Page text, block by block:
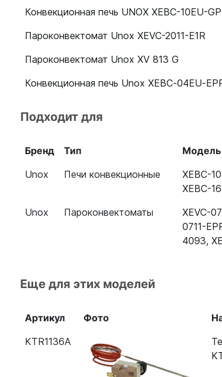
Конвекционная печь UNOX XEBC-10EU-
Пароконвектомат Unox XEVC-2011-E1R
Пароконвектомат Unox XV 813 G
Конвекционная печь Unox
Пароконвектомат Unox XEBC-16EU-E1R
Конвекционная печь Unox XEBC-16EU-
Конвекционная печь Unox XB 1083
Пароконвектомат Unox XECC-0523-E1L
Пароконвектомат Unox XEVC-0711-EPR
Пароконвектомат Unox XEVC-0511-EPR
Подходит для
Бренд Тип
Модель
Unox
Печи конвекционные XEBC-
XEBC-
Unox
Пароконвектоматы XEVC-
0711-
4093,
Еще для этих моделей
Артикул Фото
KTR1136A